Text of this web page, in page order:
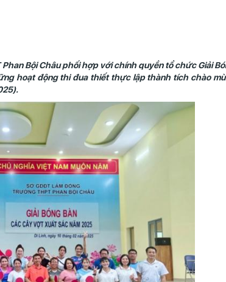
Bội Châu phối hợp với chính quyền tổ chức Giải
hoạt động thi đua thiết thực lập thành tích chào